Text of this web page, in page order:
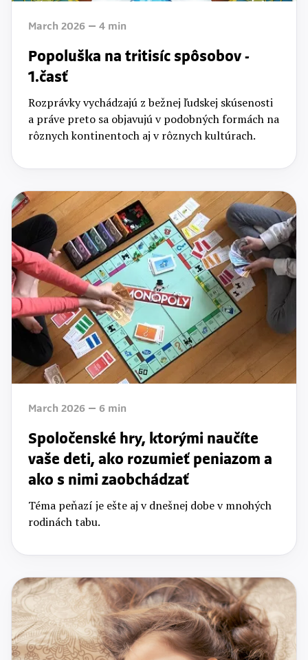
March 2026 4 min
Popoluška na tritisíc spôsobov -
1.časť
Rozprávky vychádzajú z bežnej ľudskej skúsenosti
a práve preto sa objavujú v podobných formách na
rôznych kontinentoch aj v rôznych kultúrach.
March 2026 6 min
Spoločenské hry, ktorými naučíte
vaše deti, ako rozumieť peniazom a
ako s nimi zaobchádzať
Téma peňazí je ešte aj v dnešnej dobe v mnohých
rodinách tabu.